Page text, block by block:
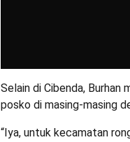
Selain di Cibenda, Burhan
posko di masing-masing
“Iya, untuk kecamatan